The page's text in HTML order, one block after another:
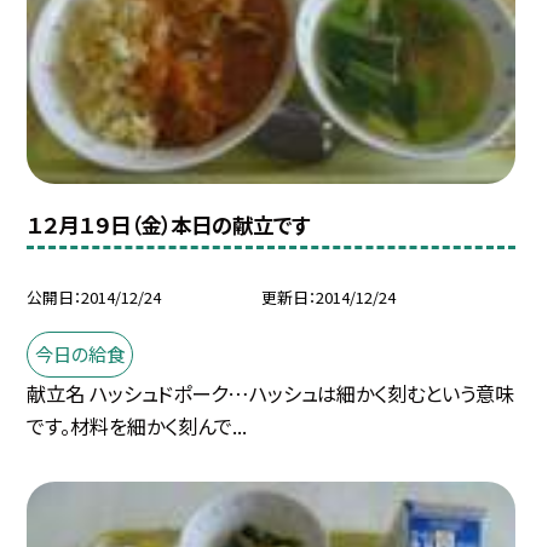
１２月１９日（金）本日の献立です
公開日 2014/12/24 更新日 2014/12/24
今日の給食
献立名 ハッシュドポーク…ハッシュは細かく刻むという意味
です。材料を細かく刻んで...